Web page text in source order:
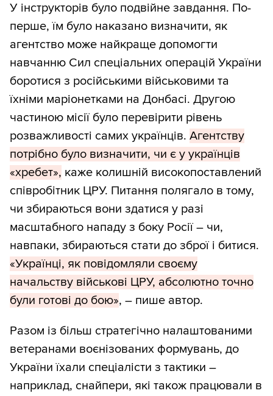
У інструкторів було подвійне завдання. По-
перше, їм було наказано визначити, як
агентство може найкраще допомогти
навчанню Сил спеціальних операцій України
боротися з російськими військовими та
їхніми маріонетками на Донбасі. Другою
частиною місії було перевірити рівень
розважливості самих українців. Агентству
потрібно було визначити, чи є у українців
«хребет», каже колишній високопоставлений
співробітник ЦРУ. Питання полягало в тому,
чи збираються вони здатися у разі
масштабного нападу з боку Росії – чи,
навпаки, збираються стати до зброї і битися.
«Українці, як повідомляли своєму
начальству військові ЦРУ, абсолютно точно
були готові до бою», – пише автор.
Разом із більш стратегічно налаштованими
ветеранами воєнізованих формувань, до
України їхали спеціалісти з тактики –
наприклад, снайпери, які також працювали в